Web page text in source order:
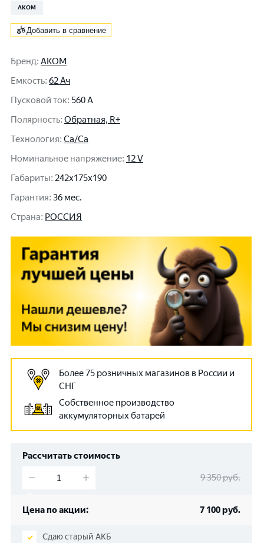
АКОМ
Добавить в сравнение
Бренд: АКОМ
Емкость: 62 Ач
Пусковой ток: 560 A
Полярность: Обратная, R+
Технология: Ca/Ca
Номинальное напряжение: 12 V
Габариты: 242x175x190
Гарантия: 36 мес.
Cтрана: РОССИЯ
Более 75 розничных магазинов в России и
СНГ
Собственное производство
аккумуляторных батарей
Рассчитать стоимость
9 350руб.
Цена по акции: 7 100руб.
Сдаю старый АКБ